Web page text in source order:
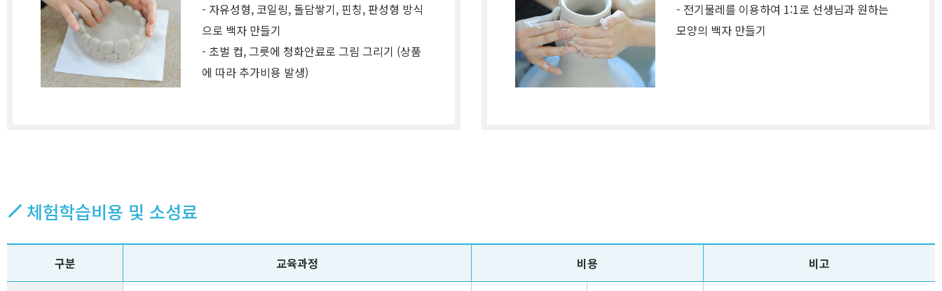
- 자유성형, 코일링, 돌담쌓기, 핀칭, 판성형 방식
으로 백자 만들기
- 초벌 컵, 그릇에 청화안료로 그림 그리기 (상품
에 따라 추가비용 발생)
- 전기물레를 이용하여 1:1로 선생님과 원하는
모양의 백자 만들기
체험학습비용 및 소성료
구분 교육과정 비용 비고